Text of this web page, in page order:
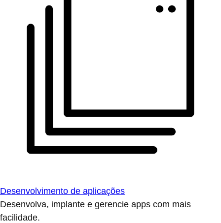
Desenvolvimento de aplicações
Desenvolva, implante e gerencie apps com mais
facilidade.